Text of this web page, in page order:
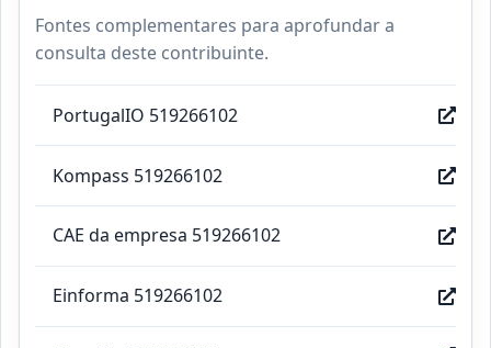
Fontes complementares para aprofundar a
consulta deste contribuinte.
PortugalIO 519266102
Kompass 519266102
CAE da empresa 519266102
Einforma 519266102